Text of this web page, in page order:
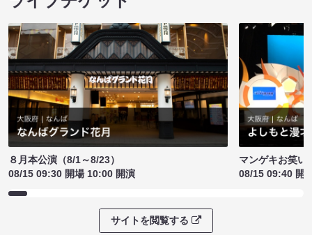
８月本公演（8/1～8/23）
08/15 09:30 開場 10:00 開演
マンゲキお笑い
08/15 09:40 開
サイトを閲覧する